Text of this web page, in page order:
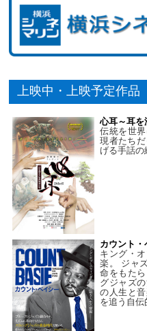
上映中・上映予定作品
心耳～耳
伝統を世
現者たち
げる手話の
カウント
キング・
楽。 ジャ
命をもた
グジャズ
の人生と
を追う自伝